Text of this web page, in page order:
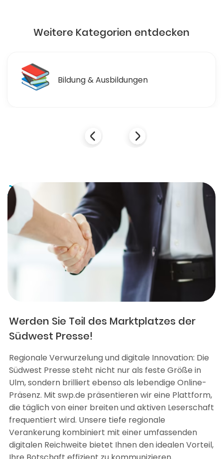
Weitere Kategorien entdecken
📚 Bildung & Ausbildungen
Werden Sie Teil des Marktplatzes der
Südwest Presse!
Regionale Verwurzelung und digitale Innovation: Die
Südwest Presse steht nicht nur als feste Größe in
Ulm, sondern brilliert ebenso als lebendige Online-
Präsenz. Mit swp.de präsentieren wir eine Plattform,
die täglich von einer breiten und aktiven Leserschaft
frequentiert wird. Unsere tiefe regionale
Verankerung kombiniert mit einer umfassenden
digitalen Reichweite bietet Ihnen den idealen Vorteil,